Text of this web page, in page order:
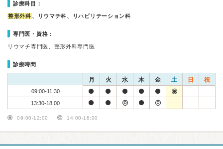
診療科目：
整形外科 、リウマチ科、リハビリテーション科
専門医・資格：
リウマチ専門医、整形外科専門医
診療時間
月 火 水 木 金 土 日 祝
09:00-11:30
13:30-18:00
09:00-12:00 14:00-18:00